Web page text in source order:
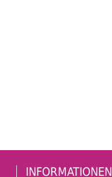
INFORMATIONEN